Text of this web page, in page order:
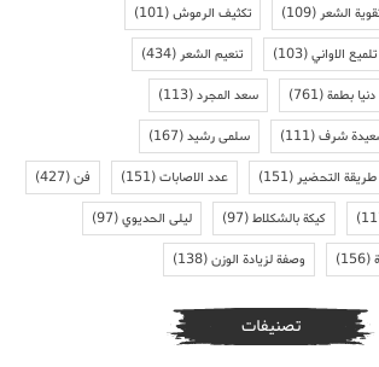
الشعر(109) تكثيف الرموش(101)
تلميع الاواني(103) تنعيم الشعر(434)
دنيا بطمة(761) سعد المجرد(113)
شرف(111) سلمى رشيد(167)
طريقة التحضير(151) عدد الاصابات(151) فن(427)
كيكة بالشكلاط(97) ليلى الحديوي(97)
(156) وصفة لزيادة الوزن(138)
تصنيفات